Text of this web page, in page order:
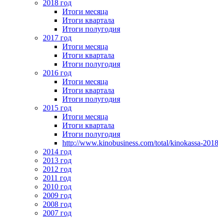
2018 год
Итоги месяца
Итоги квартала
Итоги полугодия
2017 год
Итоги месяца
Итоги квартала
Итоги полугодия
2016 год
Итоги месяца
Итоги квартала
Итоги полугодия
2015 год
Итоги месяца
Итоги квартала
Итоги полугодия
http://www.kinobusiness.com/total/kinokassa-
2014 год
2013 год
2012 год
2011 год
2010 год
2009 год
2008 год
2007 год